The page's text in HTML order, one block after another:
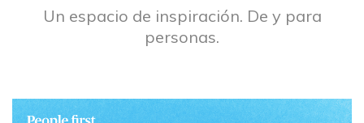
Un espacio de inspiración. De y para
personas.